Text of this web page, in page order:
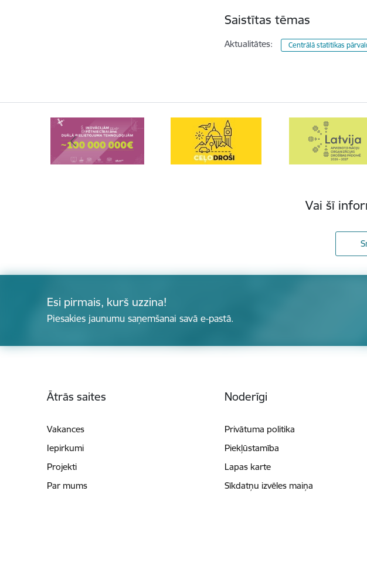
Saistītas tēmas
Aktualitātes: Centrālā statitikas
Vai šī
Esi pirmais, kurš uzzina!
Piesakies jaunumu saņemšanai savā e-pastā.
Ātrās saites
Vakances
Iepirkumi
Projekti
Par mums
Noderīgi
Privātuma politika
Piekļūstamība
Lapas karte
Sīkdatņu izvēles maiņa